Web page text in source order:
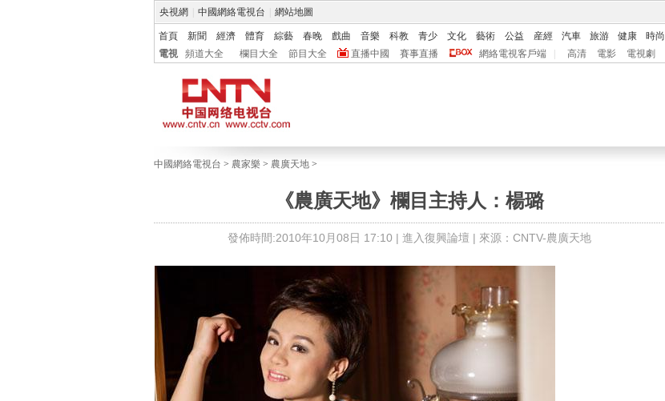
央視網 中國網絡電視台 網站地圖
首頁 新聞 經濟 體育 綜藝 春晚 戲曲 音樂 科教 青少 文化 藝術 公益 産經 汽車 旅游 健康 時尚
電視
頻道大全 欄目大全 節目大全 直播中國 賽事直播 網絡電視客戶端 高清 電影 電視劇
中國網絡電視台 > 農家樂 > 農廣天地 >
《農廣天地》欄目主持人：楊璐
發佈時間:2010年10月08日 17:10 | 進入復興論壇 | 來源：CNTV-農廣天地